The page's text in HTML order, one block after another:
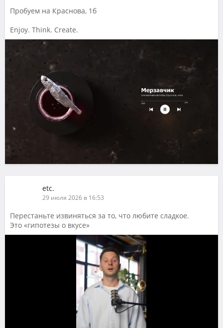
Пробуем на Краснова, 1б
Enjoy. Think. Create.
etc.
29 июля 2026 в 16:53
Перестаньте извиняться за то, что любите сладкое.
Это «гипотезы о вкусе»